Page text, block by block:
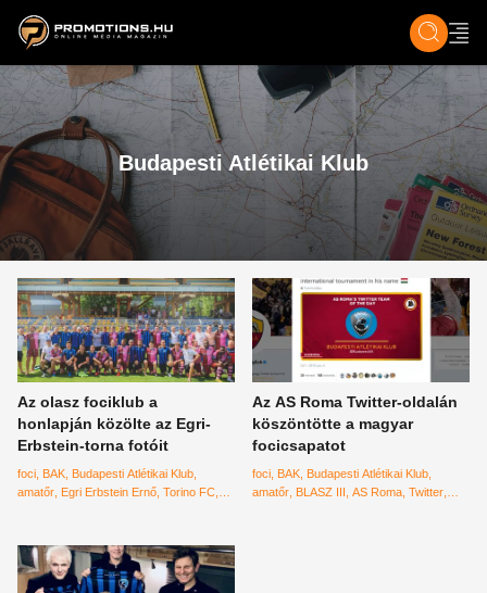
ZENE, FILM & KULT ÉLET TECH &
Budapesti Atlétikai Klub
Az olasz fociklub a
honlapján közölte az Egri-
Erbstein-torna fotóit
foci BAK Budapesti Atlétikai Klub
amatőr Egri Erbstein Ernő Torino FC
Az AS Roma Twitter-oldalán
köszöntötte a magyar
focicsapatot
foci BAK Budapesti Atlétikai Klub
amatőr BLASZ III AS Roma Twitter